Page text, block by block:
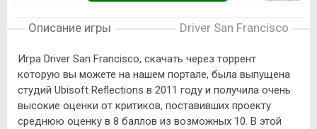
Описание игры Driver San Francisco
Игра Driver San Francisco, скачать через торрент
которую вы можете на нашем портале, была выпущена
студий Ubisoft Reflections в 2011 году и получила очень
высокие оценки от критиков, поставивших проекту
среднюю оценку в 8 баллов из возможных 10. В этой